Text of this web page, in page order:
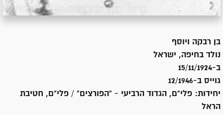
בן רבקה ויוסף
נולד בחיפה, ישראל
ב-15/11/1924
גוייס ב-12/1946
יחידות: פלי"ם, הגדוד הרביעי - "הפורצים" / פלי"ם, חטיבת
הראל